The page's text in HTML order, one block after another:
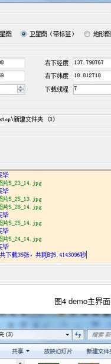
图4 demo主界面